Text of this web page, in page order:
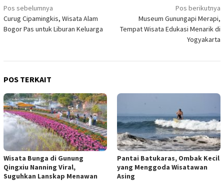
Navigasi
pos
Pos sebelumnya
Curug Cipamingkis, Wisata Alam
Bogor Pas untuk Liburan Keluarga
Pos berikutnya
Museum Gunungapi Merapi,
Tempat Wisata Edukasi Menarik di
Yogyakarta
POS TERKAIT
Wisata Bunga di Gunung
Qingxiu Nanning Viral,
Suguhkan Lanskap Menawan
Pantai Batukaras, Ombak Kecil
yang Menggoda Wisatawan
Asing